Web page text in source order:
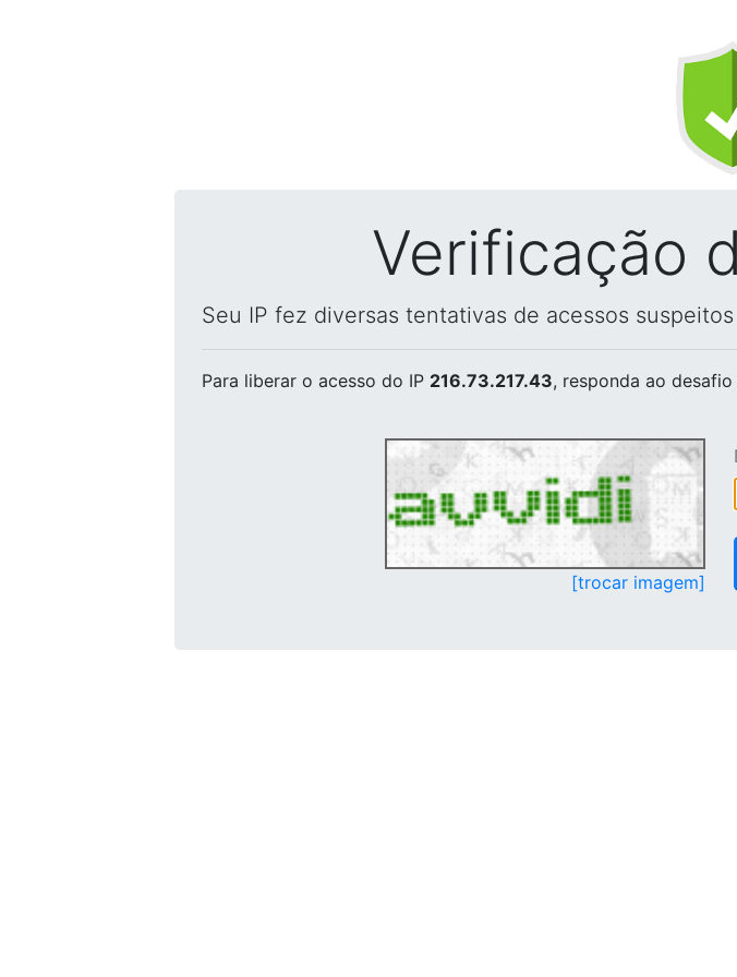
Verificação
Seu IP fez diversas tentativas de acessos
Para liberar o acesso do IP 216.73.217.43, responda ao desafio
[trocar imagem]